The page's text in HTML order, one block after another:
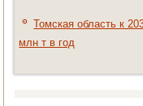
Томская область к
млн т в год